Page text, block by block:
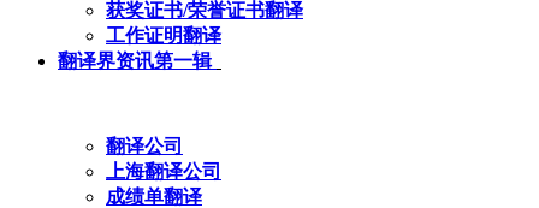
获奖证书/荣誉证书翻译
工作证明翻译
翻译界资讯第一辑
翻译公司
上海翻译公司
成绩单翻译